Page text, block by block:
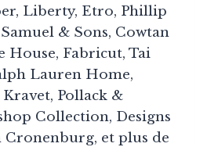
Liberty, Etro, Phillip
& Sons, Cowtan
House, Fabricut, Tai
Lauren Home,
Pollack &
Collection, Designs
Cronenburg, et plus de